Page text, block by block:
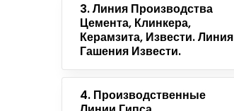
3. Линия Производства
Цемента, Клинкера,
Керамзита, Извести. Линия
Гашения Извести.
4. Производственные